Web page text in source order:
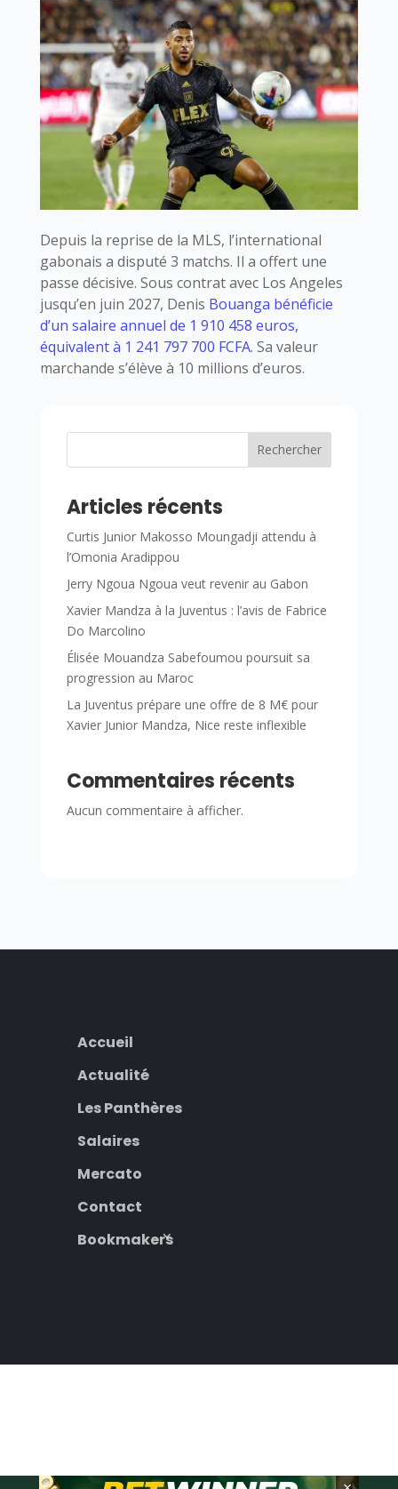
Depuis la reprise de la MLS, l’international
gabonais a disputé 3 matchs. Il a offert une
passe décisive. Sous contrat avec Los Angeles
jusqu’en juin 2027, Denis Bouanga bénéficie
d’un salaire annuel de 1 910 458 euros,
équivalent à 1 241 797 700 FCFA. Sa valeur
marchande s’élève à 10 millions d’euros.
Rechercher
Articles récents
Curtis Junior Makosso Moungadji attendu à
l’Omonia Aradippou
Jerry Ngoua Ngoua veut revenir au Gabon
Xavier Mandza à la Juventus : l’avis de Fabrice
Do Marcolino
Élisée Mouandza Sabefoumou poursuit sa
progression au Maroc
La Juventus prépare une offre de 8 M€ pour
Xavier Junior Mandza, Nice reste inflexible
Commentaires récents
Aucun commentaire à afficher.
Accueil
Actualité
Les Panthères
Salaires
Mercato
Contact
Bookmakers